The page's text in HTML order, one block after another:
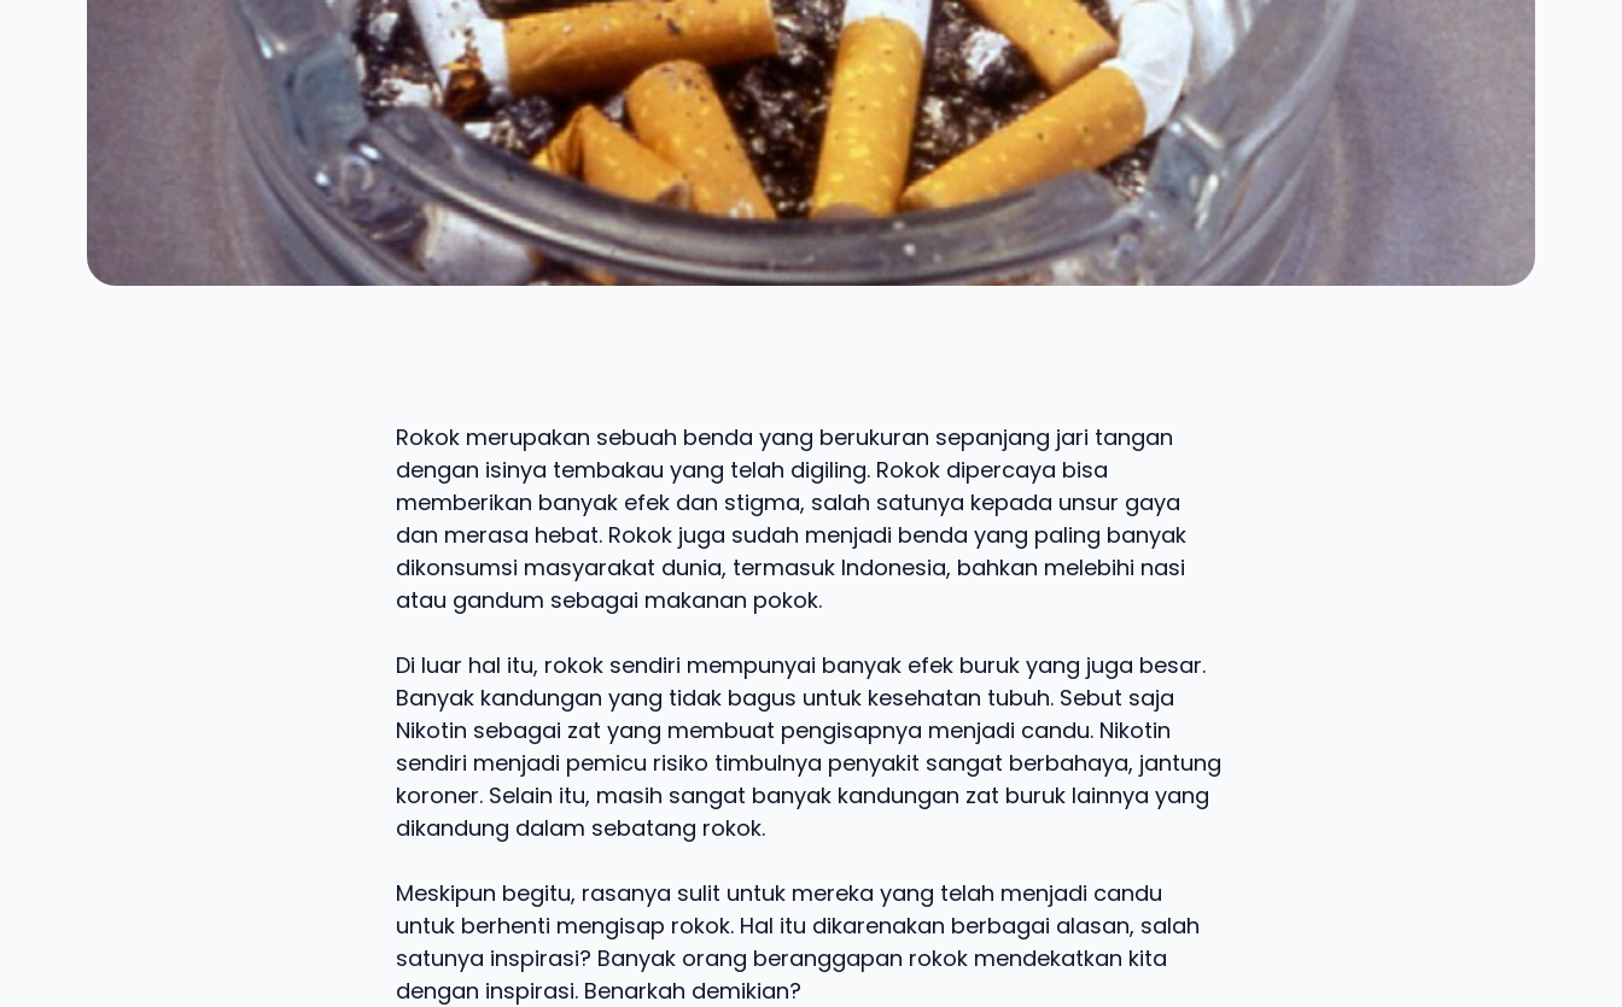
Rokok merupakan sebuah benda yang berukuran sepanjang jari tangan
dengan isinya tembakau yang telah digiling. Rokok dipercaya bisa
memberikan banyak efek dan stigma, salah satunya kepada unsur gaya
dan merasa hebat. Rokok juga sudah menjadi benda yang paling banyak
dikonsumsi masyarakat dunia, termasuk Indonesia, bahkan melebihi nasi
atau gandum sebagai makanan pokok.
Di luar hal itu, rokok sendiri mempunyai banyak efek buruk yang juga besar.
Banyak kandungan yang tidak bagus untuk kesehatan tubuh. Sebut saja
Nikotin sebagai zat yang membuat pengisapnya menjadi candu. Nikotin
sendiri menjadi pemicu risiko timbulnya penyakit sangat berbahaya, jantung
koroner. Selain itu, masih sangat banyak kandungan zat buruk lainnya yang
dikandung dalam sebatang rokok.
Meskipun begitu, rasanya sulit untuk mereka yang telah menjadi candu
untuk berhenti mengisap rokok. Hal itu dikarenakan berbagai alasan, salah
satunya inspirasi? Banyak orang beranggapan rokok mendekatkan kita
dengan inspirasi. Benarkah demikian?